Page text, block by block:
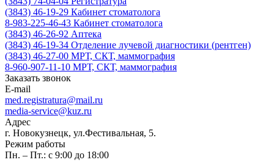
(3843) 46-19-29 Кабинет стоматолога
8-983-225-46-43 Кабинет стоматолога
(3843) 46-26-92 Аптека
(3843) 46-19-34 Отделение лучевой диагностики (рентген)
(3843) 46-27-00 МРТ, СКТ, маммография
8-960-907-11-10 МРТ, СКТ, маммография
Заказать звонок
E-mail
med.registratura@mail.ru
media-service@kuz.ru
Адрес
г. Новокузнецк, ул.Фестивальная, 5.
Режим работы
Пн. – Пт.: с 9:00 до 18:00